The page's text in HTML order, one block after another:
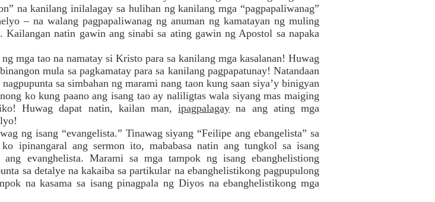
na kanilang inilalagay sa hulihan ng kanilang mga “pagpapaliwanag”
– na walang pagpapaliwanag ng anuman ng kamatayan ng muling
natin gawin ang sinabi sa ating gawin ng Apostol sa napaka
mga tao na namatay si Kristo para sa kanilang mga kasalanan! Huwag
mula sa pagkamatay para sa kanilang pagpapatunay! Natandaan
sa simbahan ng marami nang taon kung saan siya’y binigyan
ko kung paano ang isang tao ay naliligtas wala siyang mas maiging
Huwag dapat natin, kailan man,ipagpalagay na ang ating mga
ng isang “evangelista.” Tinawag siyang “Feilipe ang ebangelista” sa
ipinangaral ang sermon ito, mababasa natin ang tungkol sa isang
evanghelista. Marami sa mga tampok ng isang ebanghelistiong
sa detalye na kakaiba sa partikular na ebanghelistikong pagpupulong
na kasama sa isang pinagpala ng Diyos na ebanghelistikong mga